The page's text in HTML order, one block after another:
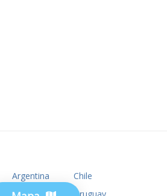
Argentina
Chile